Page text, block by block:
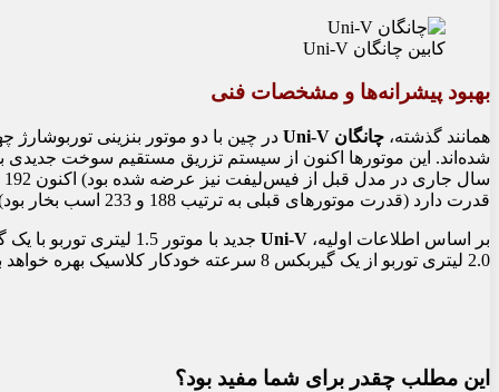
کابین چانگان Uni-V
بهبود پیشرانه‌ها و مشخصات فنی
همانند گذشته، چانگان Uni-V در چین با دو موتور بنزینی
قدرت دارد (قدرت موتورهای قبلی به ترتیب 188 و 233 اسب بخار بود).
بر اساس اطلاعات اولیه، Uni-V
2.0 لیتری توربو از یک گیربکس 8 سرعته خودکار کلاسیک بهره خواهد برد. تمام نسخه‌ها دیفرانسیل جلو هستند.
این مطلب چقدر برای شما مفید بود؟